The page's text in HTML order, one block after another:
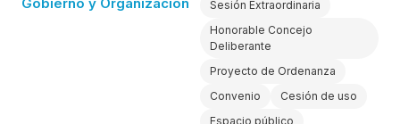
Sesión Extraordinaria
Honorable Concejo
Deliberante
Proyecto de Ordenanza
Convenio
Cesión de uso
Espacio público